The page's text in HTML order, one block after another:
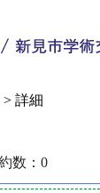
詳細
数： 0